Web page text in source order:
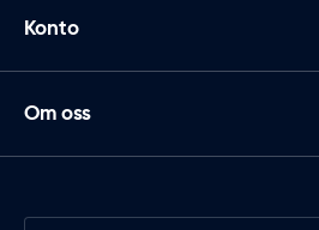
Konto
Om oss